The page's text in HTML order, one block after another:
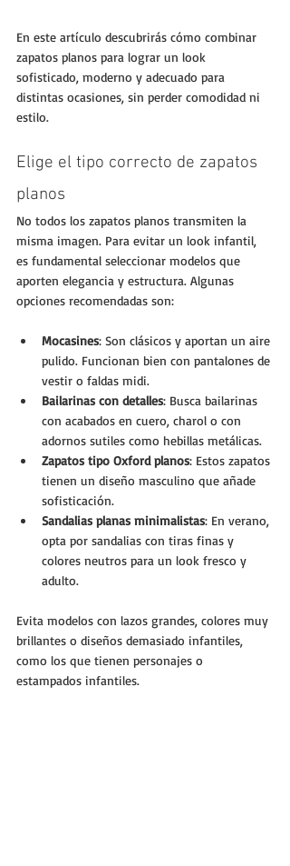
En este artículo descubrirás cómo combinar
zapatos planos para lograr un look
sofisticado, moderno y adecuado para
distintas ocasiones, sin perder comodidad ni
estilo.
Elige el tipo correcto de zapatos
planos
No todos los zapatos planos transmiten la
misma imagen. Para evitar un look infantil,
es fundamental seleccionar modelos que
aporten elegancia y estructura. Algunas
opciones recomendadas son:
Mocasines: Son clásicos y aportan un aire
pulido. Funcionan bien con pantalones de
vestir o faldas midi.
Bailarinas con detalles: Busca bailarinas
con acabados en cuero, charol o con
adornos sutiles como hebillas metálicas.
Zapatos tipo Oxford planos: Estos zapatos
tienen un diseño masculino que añade
sofisticación.
Sandalias planas minimalistas: En verano,
opta por sandalias con tiras finas y
colores neutros para un look fresco y
adulto.
Evita modelos con lazos grandes, colores muy
brillantes o diseños demasiado infantiles,
como los que tienen personajes o
estampados infantiles.